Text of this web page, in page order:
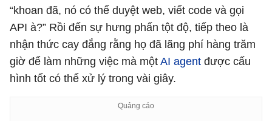
“khoan đã, nó có thể duyệt web, viết code và gọi
API à?” Rồi đến sự hưng phấn tột độ, tiếp theo là
nhận thức cay đắng rằng họ đã lãng phí hàng trăm
giờ để làm những việc mà một AI agent được cấu
hình tốt có thể xử lý trong vài giây.